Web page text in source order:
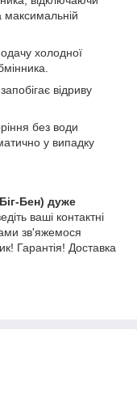
холодної
відриву
без води
у випадку
Бен) дуже
ваші контактні
зв'яжемося
Гарантія! Доставка